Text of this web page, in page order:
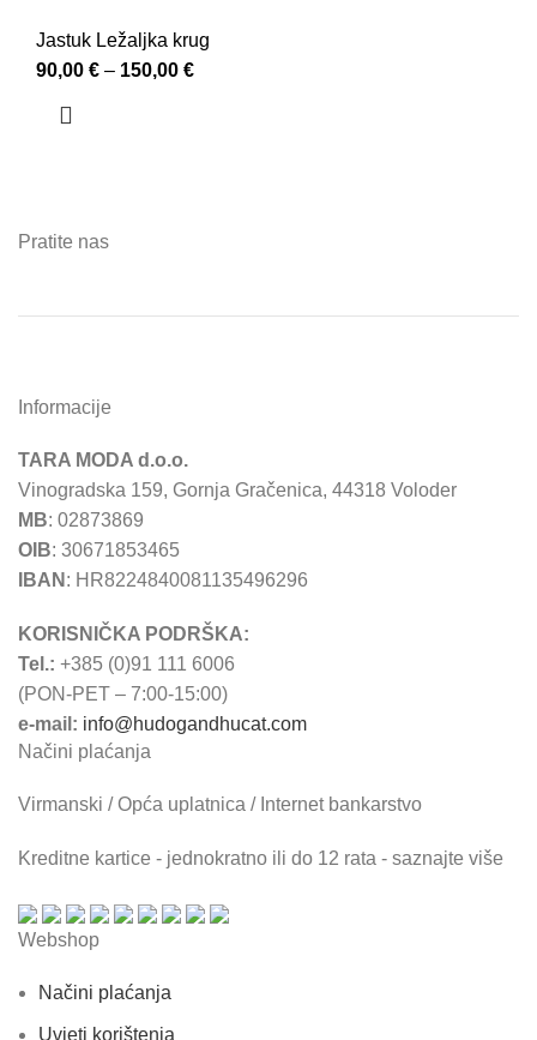
Jastuk Ležaljka krug
90,00 € – 150,00 €
Pratite nas
Informacije
TARA MODA d.o.o.
Vinogradska 159, Gornja Gračenica, 44318 Voloder
MB: 02873869
OIB: 30671853465
IBAN : HR8224840081135496296
KORISNIČKA PODRŠKA:
Tel.: +385 (0)91 111 6006
(PON-PET – 7:00-15:00)
e-mail: info@hudogandhucat.com
Načini plaćanja
Virmanski / Opća uplatnica / Internet bankarstvo
Kreditne kartice - jednokratno ili do 12 rata - saznajte više
Webshop
Načini plaćanja
Uvjeti korištenja